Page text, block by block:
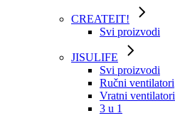
CREATEIT!
Svi proizvodi
JISULIFE
Svi proizvodi
Ručni ventilatori
Vratni ventilatori
3 u 1